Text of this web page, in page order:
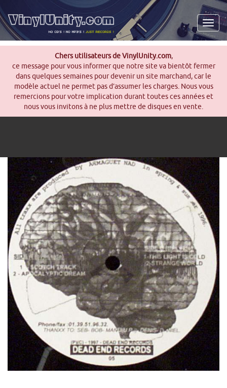
Chers utilisateurs de VinylUnity.com,
ce message pour vous informer que notre site va bientôt fermer
dans quelques semaines pour devenir un site marchand, car le
modèle actuel ne permet pas d’assumer les charges. Nous vous
remercions pour votre implication durant toutes ces années et
nous vous invitons à ne plus mettre de disques en vente.